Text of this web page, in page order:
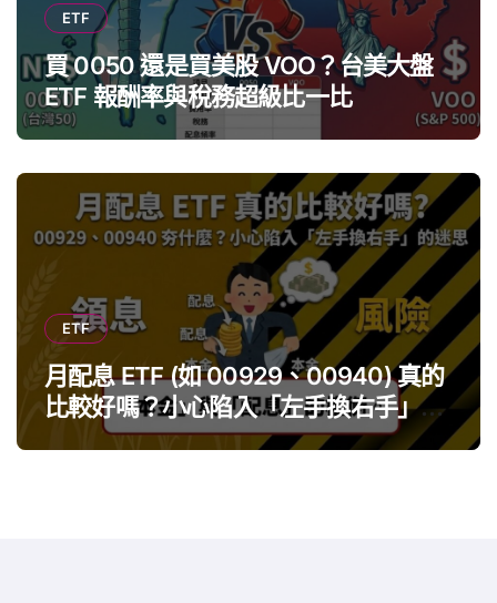
ETF
買 0050 還是買美股 VOO？台美大盤
ETF 報酬率與稅務超級比一比
ETF
月配息 ETF (如 00929、00940) 真的
比較好嗎？小心陷入「左手換右手」迷